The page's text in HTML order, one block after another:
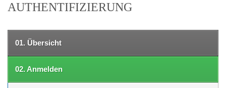
AUTHENTIFIZIERUNG
01. Übersicht
02. Anmelden